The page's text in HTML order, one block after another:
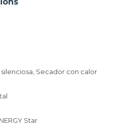
Secador con calor
Star